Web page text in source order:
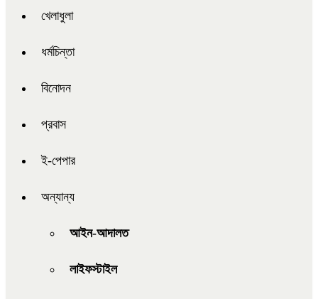
খেলাধুলা
ধর্মচিন্তা
বিনোদন
প্রবাস
ই-পেপার
অন্যান্য
আইন-আদালত
লাইফস্টাইল